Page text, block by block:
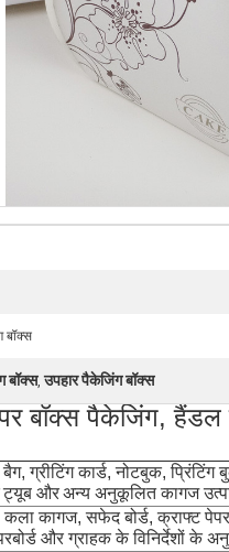
बॉक्स
बॉक्स,उपहार पैकेजिंग बॉक्स
बॉक्स पैकेजिंग,
ग्रीटिंग कार्ड, नोटबुक, प्रिंटिंग
ट्यूब औरअन्य अनुकूलित कागज
कला कागज, सफेद बोर्ड, क्राफ्ट
और ग्राहक के विनिर्देशों के